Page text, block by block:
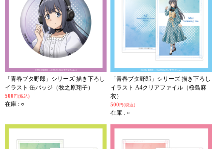
「青春ブタ野郎」シリーズ 描き下ろし
イラスト 缶バッジ（牧之原翔子）
500 円(税込)
在庫 : ○
「青春ブタ野郎」シリーズ 描き下ろし
イラスト A4クリアファイル（桜島麻
衣）
500 円(税込)
在庫 : ○